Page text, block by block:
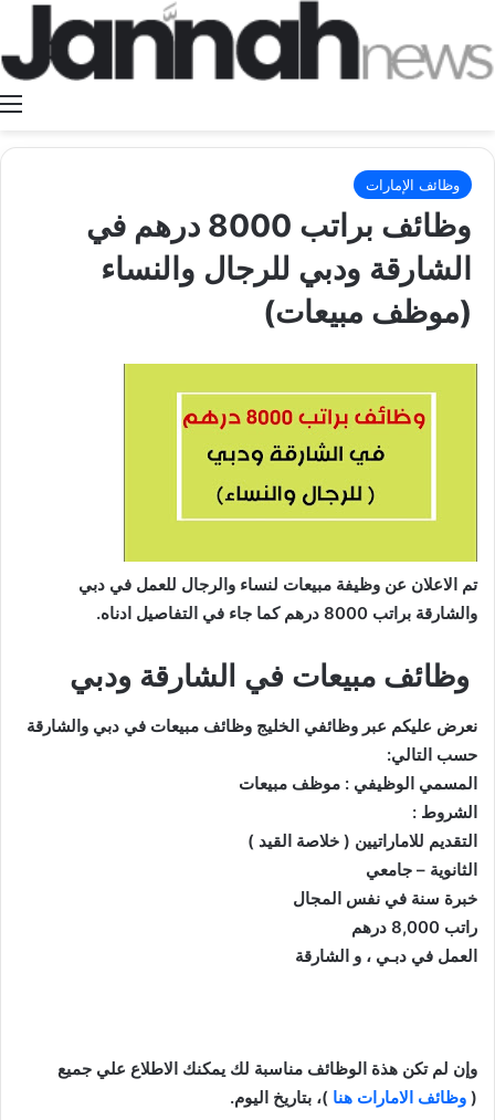
وظائف الإمارات
وظائف براتب 8000 درهم في
الشارقة ودبي للرجال والنساء
(موظف مبيعات)
تم الاعلان عن وظيفة مبيعات لنساء والرجال للعمل في دبي
والشارقة براتب 8000 درهم كما جاء في التفاصيل ادناه.
وظائف مبيعات في الشارقة ودبي
نعرض عليكم عبر وظائفي الخليج وظائف مبيعات في دبي والشارقة
حسب التالي:
ﺍﻟﻤﺴﻤﻲ ﺍﻟﻮﻇﻴﻔﻲ : ﻣﻮﻇﻒ ﻣﺒﻴﻌﺎﺕ
ﺍﻟﺸﺮﻭﻁ :
ﺍﻟﺘﻘﺪﻳﻢ ﻟﻼﻣﺎﺭﺍﺗﻴﻴﻦ ‏( ﺧﻼﺻﺔ ﺍﻟﻘﻴﺪ ‏)
ﺍﻟﺜﺎﻧﻮﻳﺔ – ﺟﺎﻣﻌﻲ
ﺧﺒﺮﺓ ﺳﻨﺔ ﻓﻲ ﻧﻔﺲ ﺍﻟﻤﺠﺎﻝ
ﺭﺍﺗﺐ 8,000 ﺩﺭﻫﻢ
ﺍﻟﻌﻤﻞ ﻓﻲ ﺩﺑـﻲ ، ﻭ ﺍﻟﺸﺎﺭﻗﺔ
وإن لم تكن هذة الوظائف مناسبة لك يمكنك الاطلاع علي جميع
( وظائف الامارات هنا )، بتاريخ اليوم.